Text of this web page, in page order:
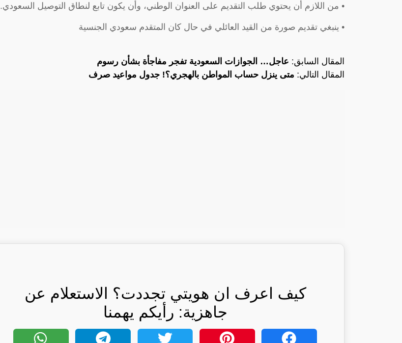
• من اللازم أن يحتوي طلب التقديم على العنوان الوطني، وأن يكون تابع لنطاق التوصيل السعودي.
• ينبغي تقديم صورة من القيد العائلي في حال كان المتقدم سعودي الجنسية
المقال السابق: عاجل… الجوازات السعودية تفجر مفاجأة بشأن رسوم
المقال التالي: متى ينزل حساب المواطن بالهجري؟! جدول مواعيد صرف
كيف اعرف ان هويتي تجددت؟ الاستعلام عن
جاهزية: رأيكم يهمنا